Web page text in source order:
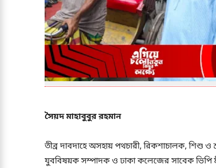
সৈয়দ মাহাবুবুর রহমান
তীব্র দাবদাহে অসহায় পথচারী, রিকশাচালক, শিশু ও
যুববিষয়ক সম্পাদক ও ঢাকা কলেজের সাবেক